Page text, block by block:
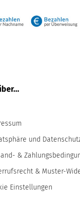
und
&
& Muster-
Einstellungen